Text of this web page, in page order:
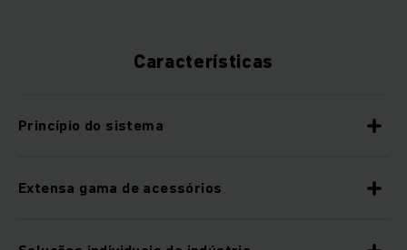
Características
Princípio do sistema
Extensa gama de acessórios